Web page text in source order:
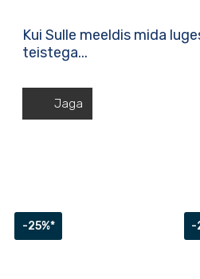
Kui Sulle meeldis mida
teistega...
Jaga
-25%* -